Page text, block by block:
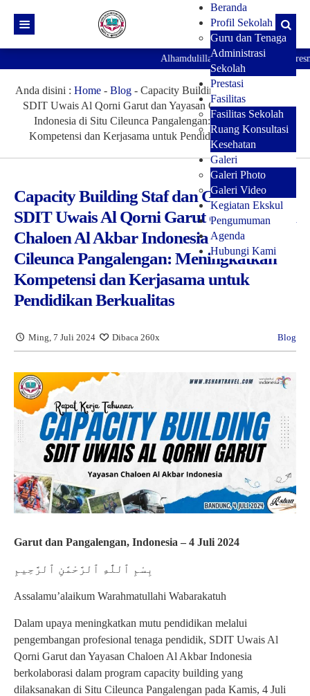
Beranda
Profil Sekolah
Guru dan Tenaga
Administrasi
Sekolah
Prestasi
Fasilitas
Fasilitas Sekolah
Ruang Konsultasi
Kesehatan
Galeri
Galeri Photo
Galeri Video
Kegiatan Ekskul
Pengumuman
Agenda
Hubungi Kami
Alhamdulillah telah hadir website
Anda disini : Home- Blog- Capacity Building Staf dan Guru di
SDIT Uwais Al Qorni Garut dan Yayasan Chaloen Al Akbar
Indonesia di Situ Cileunca Pangalengan: Meningkatkan
Kompetensi dan Kerjasama untuk Pendidikan Berkualitas
Capacity Building Staf dan Guru di
SDIT Uwais Al Qorni Garut dan Yayasan
Chaloen Al Akbar Indonesia di Situ
Cileunca Pangalengan: Meningkatkan
Kompetensi dan Kerjasama untuk
Pendidikan Berkualitas
Ming, 7 Juli 2024 Dibaca 260x Blog
Garut dan Pangalengan, Indonesia – 4 Juli 2024
بِسْمِ ٱللَّٰهِ ٱلرَّحْمَٰنِ ٱلرَّحِيمِ
Assalamu’alaikum Warahmatullahi Wabarakatuh
Dalam upaya meningkatkan mutu pendidikan melalui
pengembangan profesional tenaga pendidik, SDIT Uwais Al
Qorni Garut dan Yayasan Chaloen Al Akbar Indonesia
berkolaborasi dalam program capacity building yang
dilaksanakan di Situ Cileunca Pangalengan pada Kamis, 4 Juli